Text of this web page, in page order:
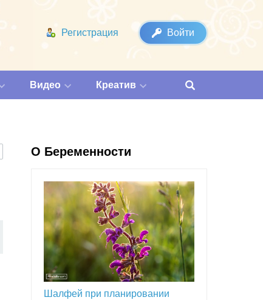
Регистрация Войти
Видео Креатив
О Беременности
Шалфей при планировании